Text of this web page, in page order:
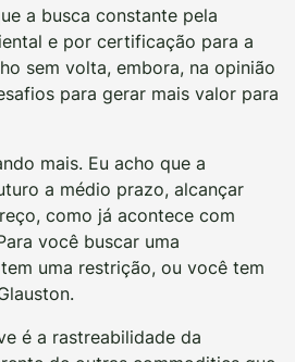
a busca constante pela
e por certificação para a
sem volta, embora, na opinião
para gerar mais valor para
mais. Eu acho que a
a médio prazo, alcançar
como já acontece com
você buscar uma
uma restrição, ou você tem
é a rastreabilidade da